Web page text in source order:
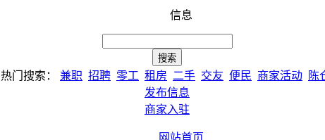
信息
热门搜索： 兼职 招聘 零工 租房 二手 交友 便民 商家活动
陈
发布信息
商家入驻
网站首页